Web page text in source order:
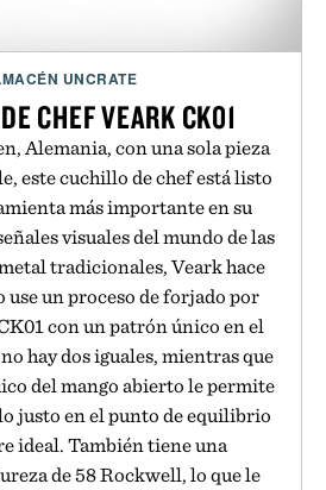
UNCRATE
CHEF VEARK CK01
Alemania, con una sola pieza
este cuchillo de chef está listo
más importante en su
visuales del mundo de las
tradicionales, Veark hace
use un proceso de forjado por
con un patrón único en el
hay dos iguales, mientras que
del mango abierto le permite
justo en el punto de equilibrio
ideal. También tiene una
de 58 Rockwell, lo que le